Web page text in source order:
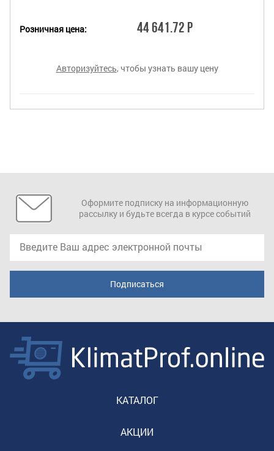
Розничная цена: 44 641.72 Р
Авторизуйтесь, чтобы узнать вашу цену
Оформите подписку на информационную
рассылку и будьте всегда в курсе событий
КАТАЛОГ
АКЦИИ